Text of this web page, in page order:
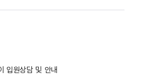
입원상담 및 안내